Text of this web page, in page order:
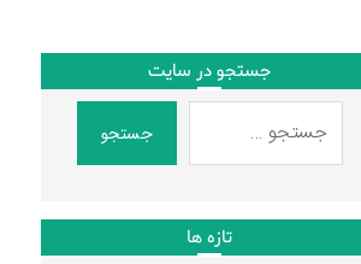
جستجو در سایت
جستجو
تازه ها